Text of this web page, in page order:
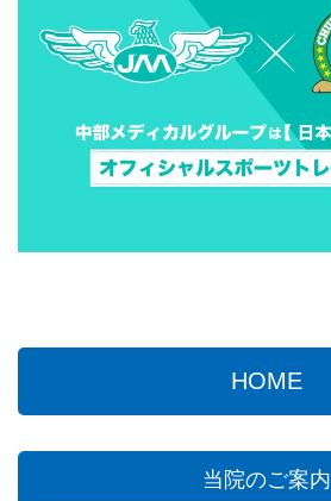
HOME
当院のご案内